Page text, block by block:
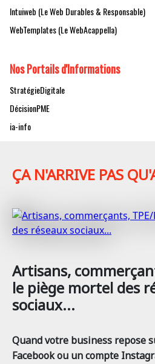
Intuiweb (Le Web Durables & Responsable)
WebTemplates (Le WebAcappella)
Nos Portails d'Informations
StratégieDigitale
DécisionPME
ia-info
ÇA N'ARRIVE PAS
Artisans,
le piège mortel des
sociaux...
Quand votre business repose
Facebook ou un compte